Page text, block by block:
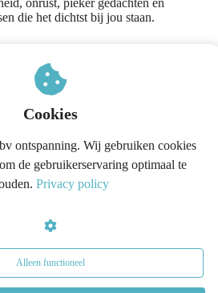
onrust, pieker gedachten en
die het dichtst bij jou staan.
Cookies
ontspanning. Wij gebruiken cookies
de gebruikerservaring optimaal te
Privacy policy
Alleen functioneel